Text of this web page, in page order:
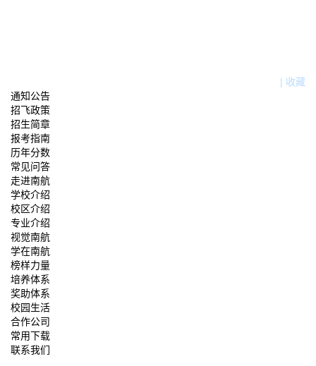
| 收藏
通知公告
招飞政策
招生简章
报考指南
历年分数
常见问答
走进南航
学校介绍
校区介绍
专业介绍
视觉南航
学在南航
榜样力量
培养体系
奖助体系
校园生活
合作公司
常用下载
联系我们